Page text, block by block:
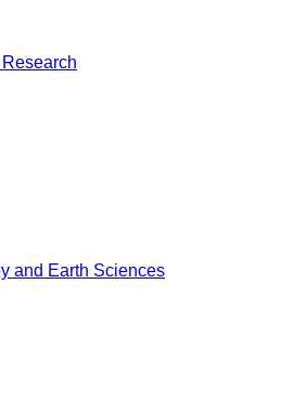
and Earth Sciences